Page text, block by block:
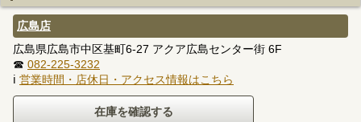
広島店
広島県広島市中区基町6-27 アクア広島センター街 6F
☎ 082-225-3232
ℹ 営業時間・店休日・アクセス情報はこちら